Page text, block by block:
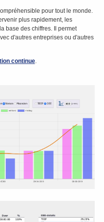
pour tout le monde.
plus rapidement, les
base des chiffres. Il permet
d'autres entreprises ou d'autres
continue.